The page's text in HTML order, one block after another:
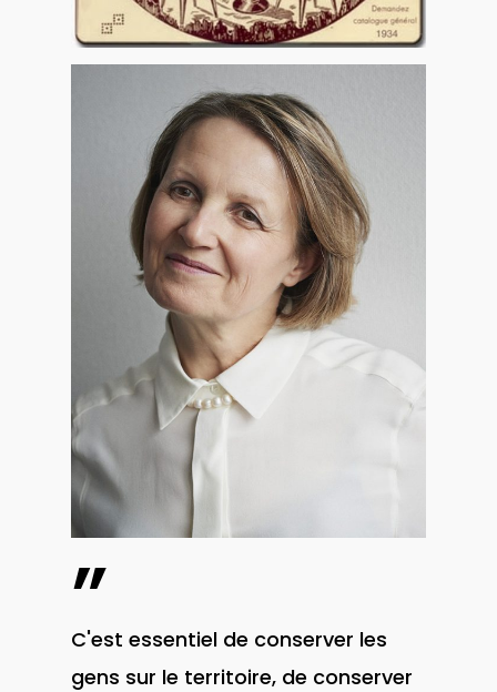
”
C'est essentiel de conserver les
gens sur le territoire, de conserver